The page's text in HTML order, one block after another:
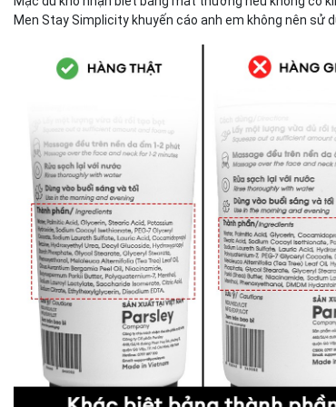
Men Stay Simplicity khuyến cáo anh em không nên sử